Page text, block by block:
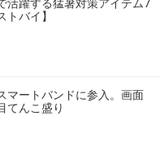
活躍する猛暑対策アイテム7
バイ】
マートバンドに参入。画面
てんこ盛り